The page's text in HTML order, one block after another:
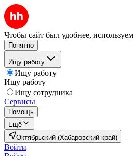
Чтобы сайт был удобнее, используем
Понятно
Ищу работу
Ищу работу
Ищу работу
Ищу сотрудника
Сервисы
Помощь
Ещё
Октябрьский (Хабаровский край)
Войти